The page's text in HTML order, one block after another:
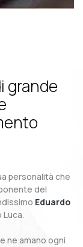
grande
personalità che
del
Eduardo
ne amano ogni